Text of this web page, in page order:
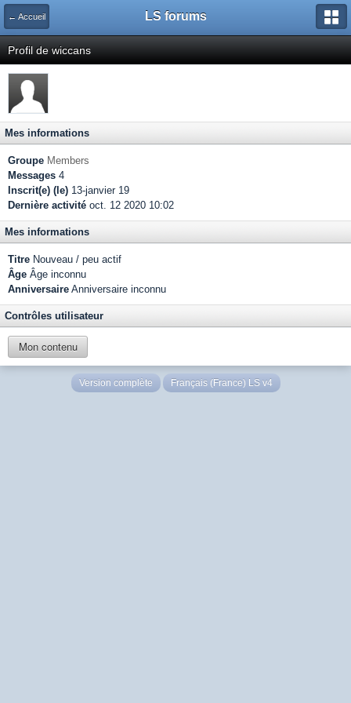
← Accueil LS forums
Profil de wiccans
Mes informations
Groupe Members
Messages 4
Inscrit(e) (le) 13-janvier 19
Dernière activité oct. 12 2020 10:02
Mes informations
Titre Nouveau / peu actif
Âge Âge inconnu
Anniversaire Anniversaire inconnu
Contrôles utilisateur
Mon contenu
Version complète Français (France) LS v4